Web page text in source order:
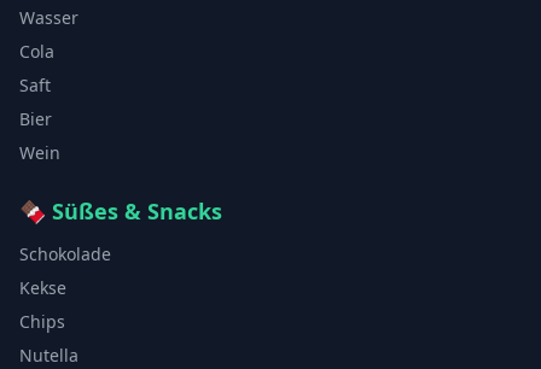
Wasser
Cola
Saft
Bier
Wein
🍫 Süßes & Snacks
Schokolade
Kekse
Chips
Nutella